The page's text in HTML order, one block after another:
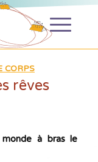
CORPS
rêves
monde à bras le